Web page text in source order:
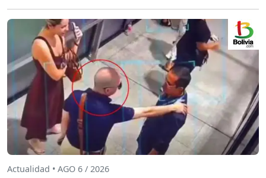
Actualidad • AGO 6 / 2026